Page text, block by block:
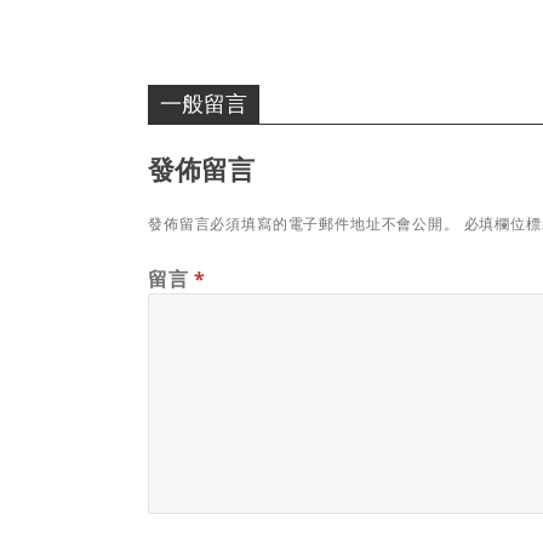
一般留言
發佈留言
發佈留言必須填寫的電子郵件地址不會公開。 必填欄位
留言 *